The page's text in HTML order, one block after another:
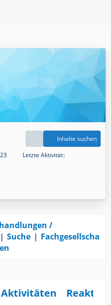
Inhalte suchen
Letzte Aktivität
/
❘ Suche ❘ Fachgesellscha